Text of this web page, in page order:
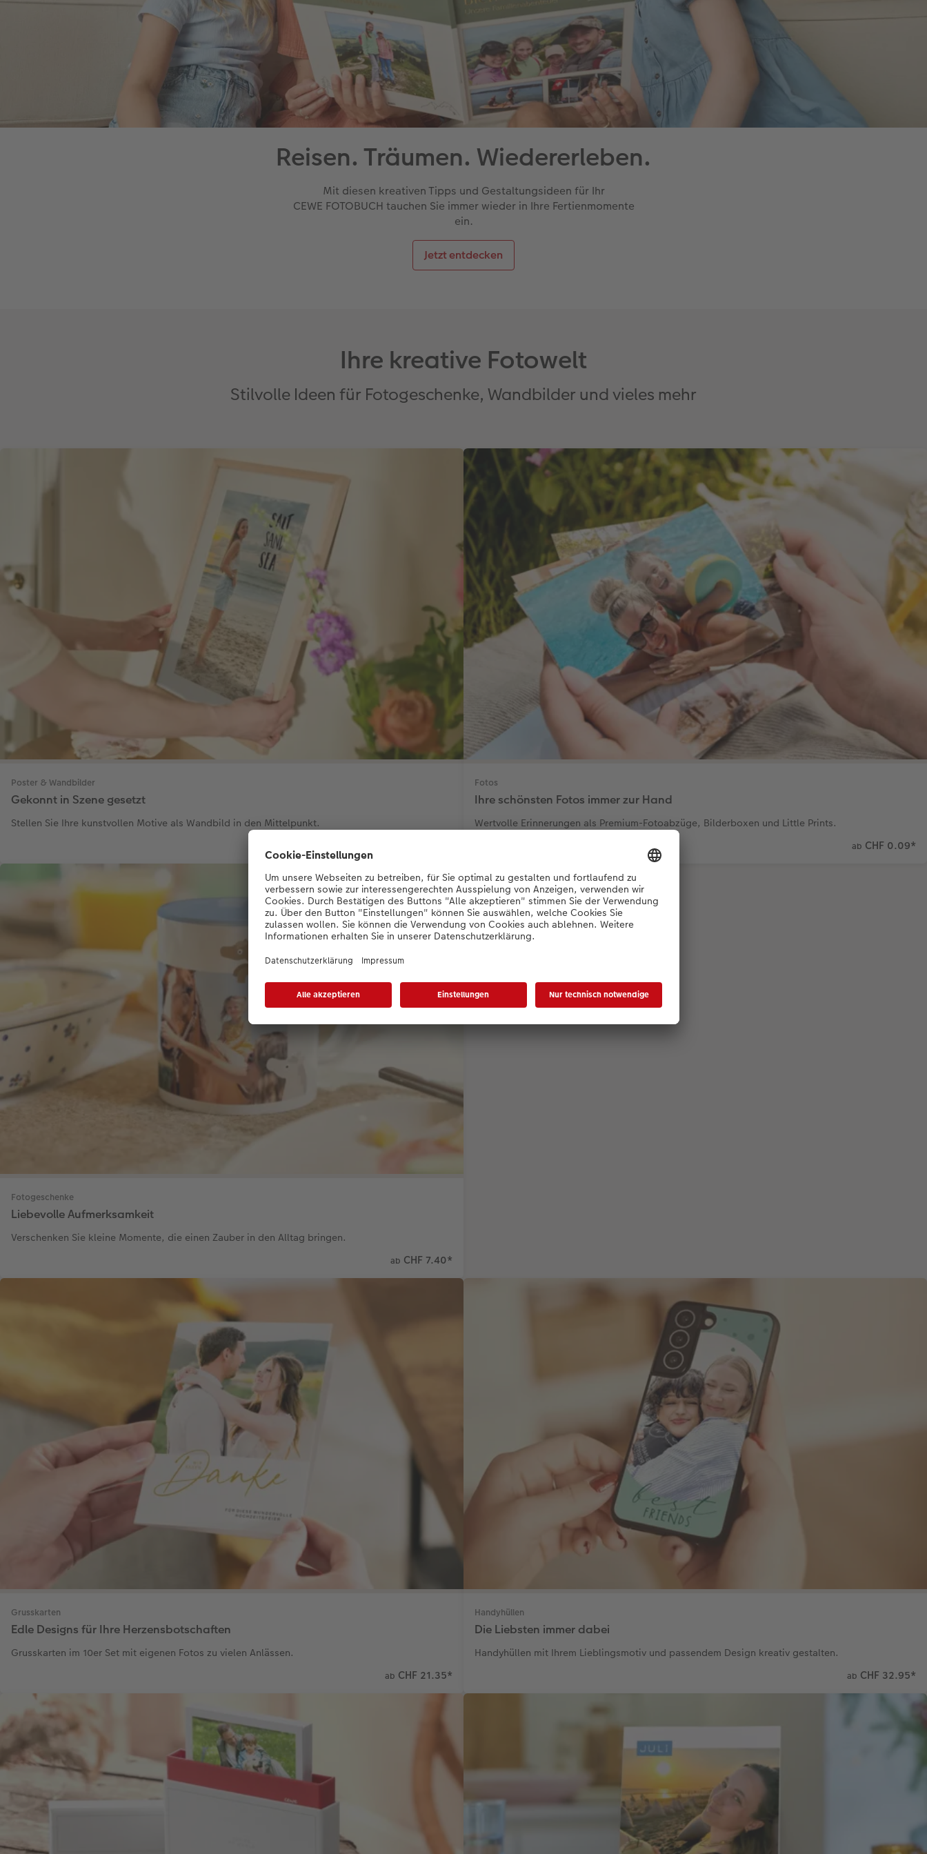
Reisen. Träumen. Wiedererleben.
Mit diesen kreativen Tipps und Gestaltungsideen für Ihr
CEWE FOTOBUCH tauchen Sie immer wieder in Ihre Fertienmomente
ein.
Jetzt entdecken
Ihre kreative Fotowelt
Stilvolle Ideen für Fotogeschenke, Wandbilder und vieles mehr
Poster & Wandbilder
Gekonnt in Szene gesetzt
Stellen Sie Ihre kunstvollen Motive als Wandbild in den Mittelpunkt.
Fotos
Ihre schönsten Fotos immer zur Hand
Wertvolle Erinnerungen als Premium-Fotoabzüge, Bilderboxen und Little Prints.
ab CHF 0.09*
Fotogeschenke
Liebevolle Aufmerksamkeit
Verschenken Sie kleine Momente, die einen Zauber in den Alltag bringen.
ab CHF 7.40*
Grusskarten
Edle Designs für Ihre Herzensbotschaften
Grusskarten im 10er Set mit eigenen Fotos zu vielen Anlässen.
ab CHF 21.35*
Handyhüllen
Die Liebsten immer dabei
Handyhüllen mit Ihrem Lieblingsmotiv und passendem Design kreativ gestalten.
ab CHF 32.95*